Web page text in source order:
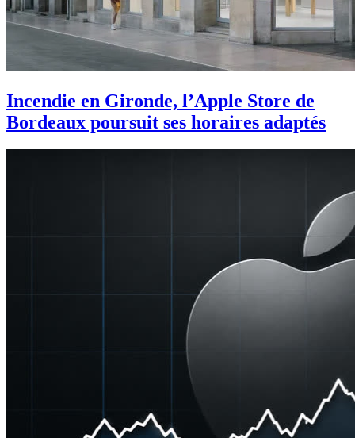
Incendie en Gironde, l’Apple Store de
Bordeaux poursuit ses horaires adaptés